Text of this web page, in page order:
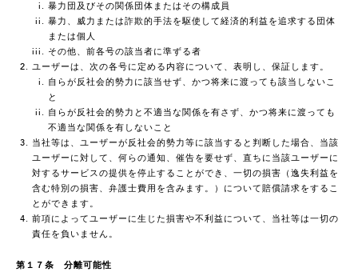
暴力団及びその関係団体またはその構成員
暴力、威力または詐欺的手法を駆使して経済的利益を追求する団体
または個人
その他、前各号の該当者に準ずる者
ユーザーは、次の各号に定める内容について、表明し、保証します。
自らが反社会的勢力に該当せず、かつ将来に渡っても該当しないこ
と
自らが反社会的勢力と不適当な関係を有さず、かつ将来に渡っても
不適当な関係を有しないこと
当社等は、ユーザーが反社会的勢力等に該当すると判断した場合、当該
ユーザーに対して、何らの通知、催告を要せず、直ちに当該ユーザーに
対するサービスの提供を停止することができ、一切の損害（逸失利益を
含む特別の損害、弁護士費用を含みます。）について賠償請求をするこ
とができます。
前項によってユーザーに生じた損害や不利益について、当社等は一切の
責任を負いません。
第１７条 分離可能性